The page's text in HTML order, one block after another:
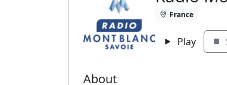
France
Play
About